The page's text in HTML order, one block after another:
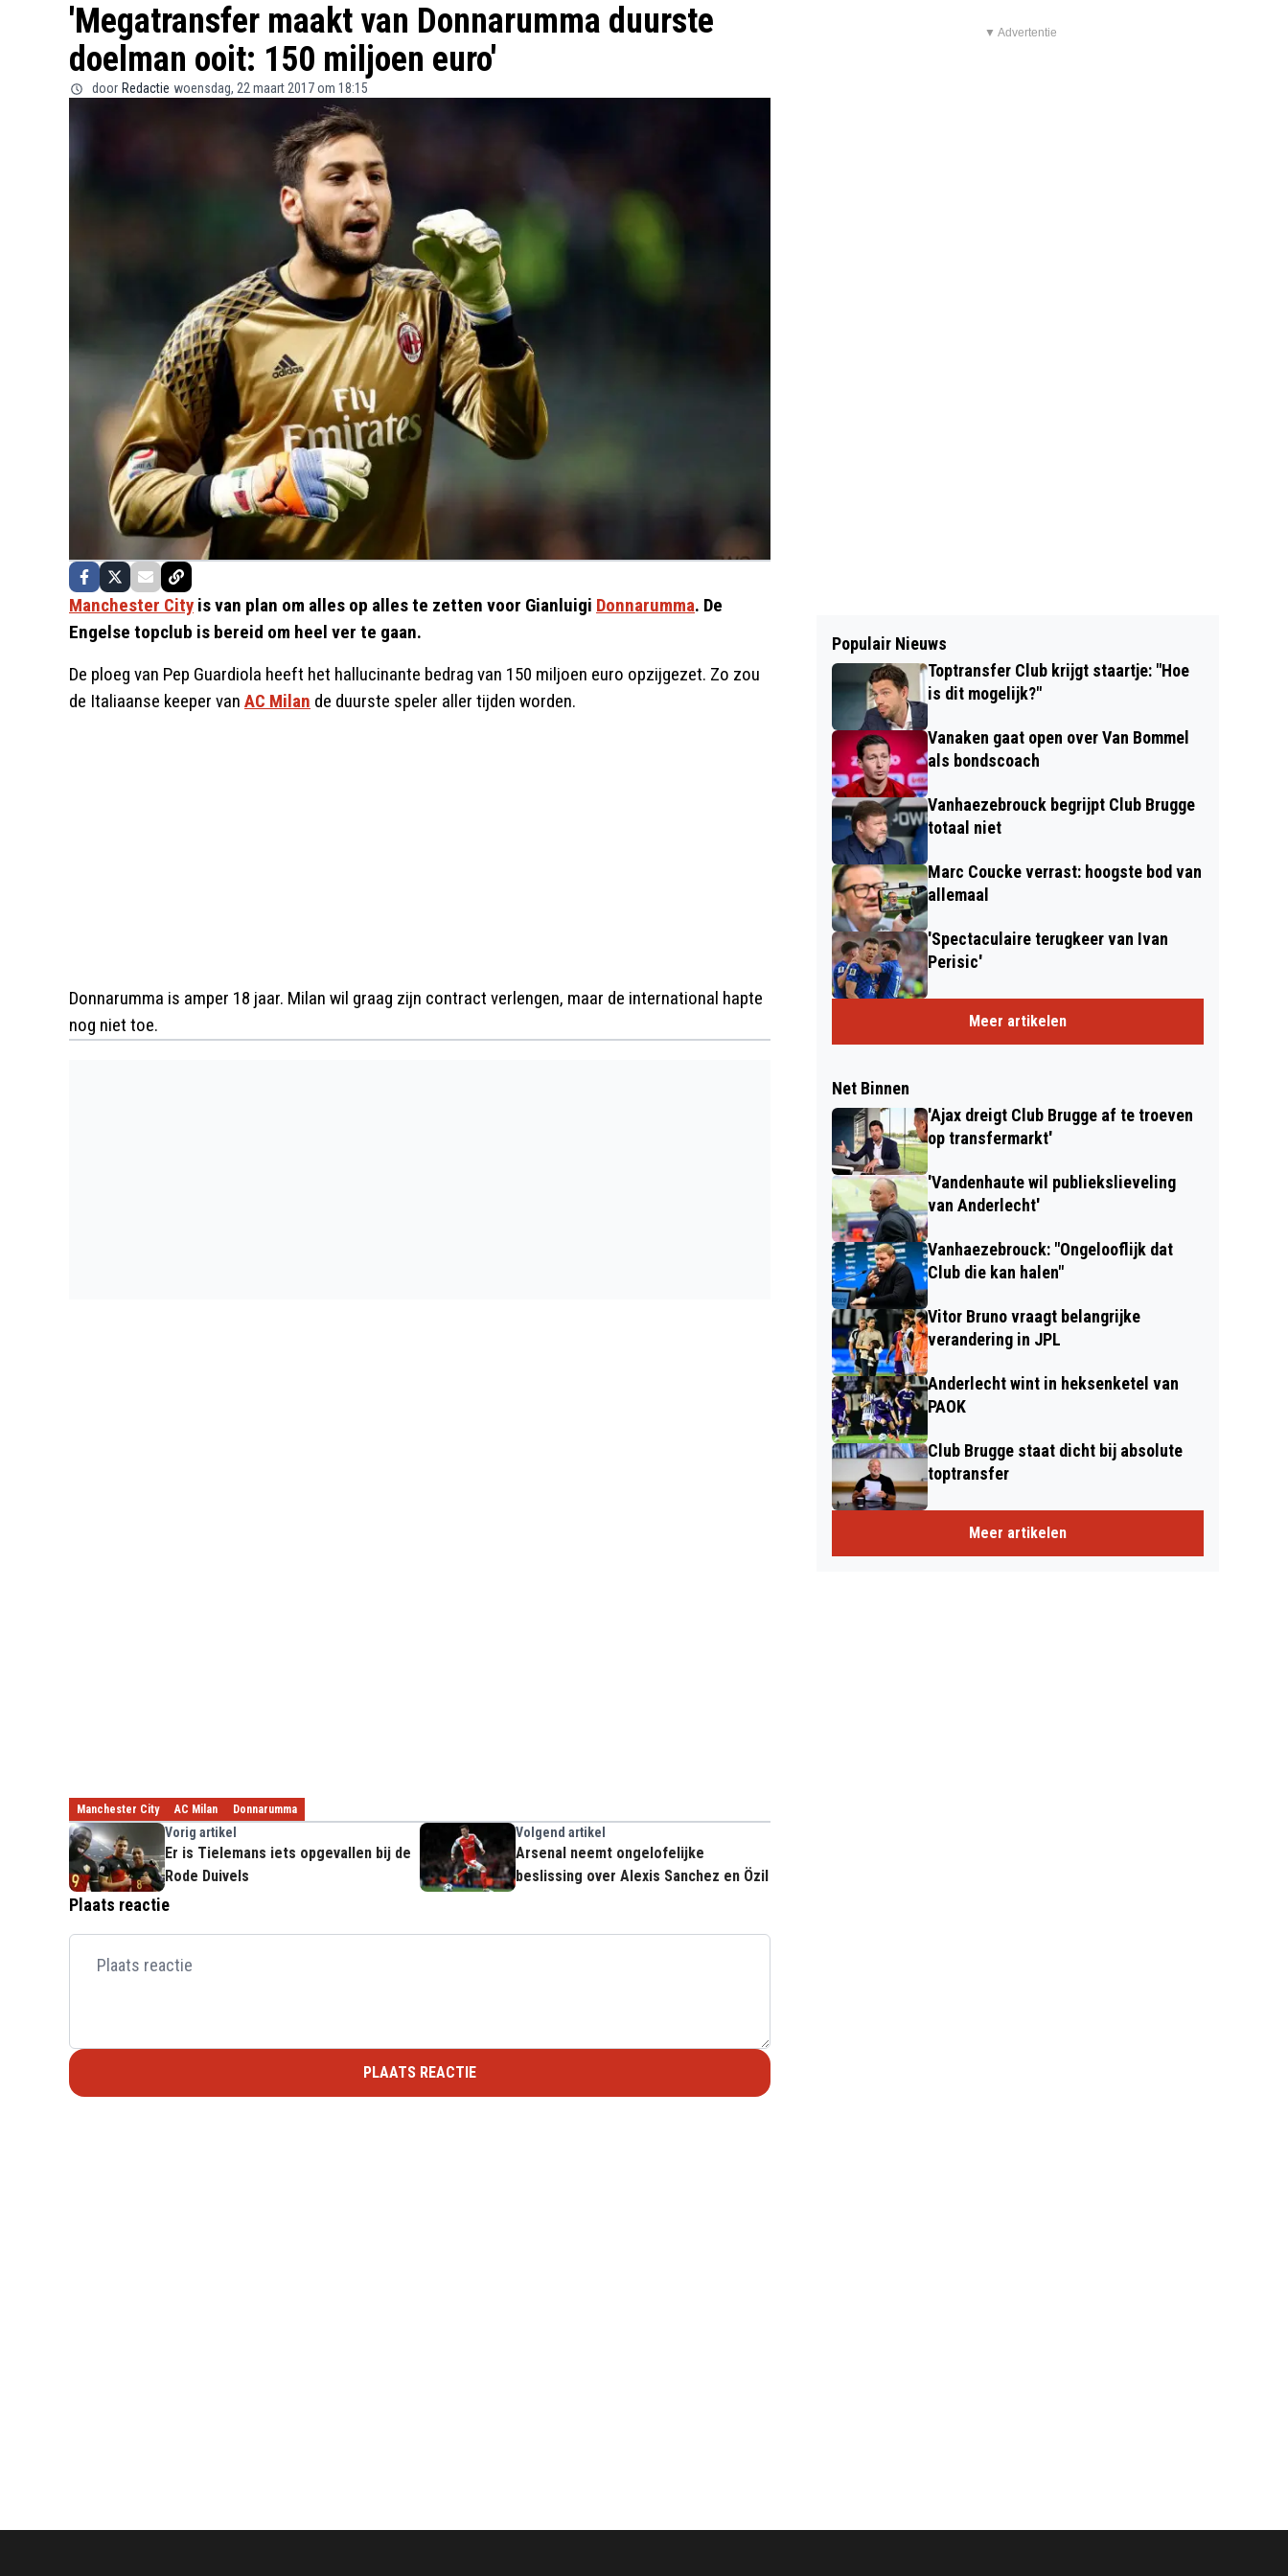
'Megatransfer maakt van Donnarumma duurste
doelman ooit: 150 miljoen euro'
door Redactie woensdag, 22 maart 2017 om 18:15
Manchester City is van plan om alles op alles te zetten voor Gianluigi Donnarumma. De
Engelse topclub is bereid om heel ver te gaan.
De ploeg van Pep Guardiola heeft het hallucinante bedrag van 150 miljoen euro opzijgezet. Zo zou
de Italiaanse keeper van AC Milan de duurste speler aller tijden worden.
Donnarumma is amper 18 jaar. Milan wil graag zijn contract verlengen, maar de international hapte
nog niet toe.
Manchester City AC Milan Donnarumma
Vorig artikel
Er is Tielemans iets opgevallen bij de
Rode Duivels
Volgend artikel
Arsenal neemt ongelofelijke
beslissing over Alexis Sanchez en Özil
Plaats reactie
PLAATS REACTIE
▼ Advertentie
Populair Nieuws
Toptransfer Club krijgt staartje: "Hoe
is dit mogelijk?"
Vanaken gaat open over Van Bommel
als bondscoach
Vanhaezebrouck begrijpt Club Brugge
totaal niet
Marc Coucke verrast: hoogste bod van
allemaal
'Spectaculaire terugkeer van Ivan
Perisic'
Meer artikelen
Net Binnen
'Ajax dreigt Club Brugge af te troeven
op transfermarkt'
'Vandenhaute wil publiekslieveling
van Anderlecht'
Vanhaezebrouck: "Ongelooflijk dat
Club die kan halen"
Vitor Bruno vraagt belangrijke
verandering in JPL
Anderlecht wint in heksenketel van
PAOK
Club Brugge staat dicht bij absolute
toptransfer
Meer artikelen